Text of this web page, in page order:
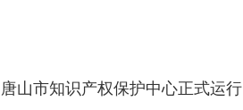
唐山市知识产权保护中心正式运行